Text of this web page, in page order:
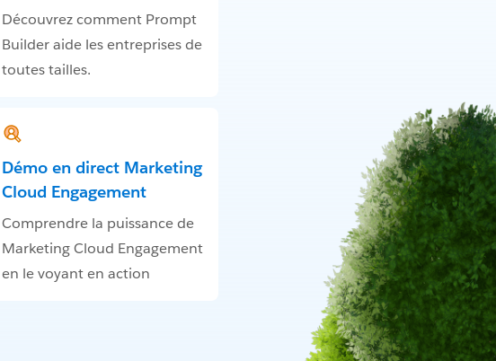
Découvrez comment Prompt
Builder aide les entreprises de
toutes tailles.
Démo en direct Marketing
Cloud Engagement
Comprendre la puissance de
Marketing Cloud Engagement
en le voyant en action